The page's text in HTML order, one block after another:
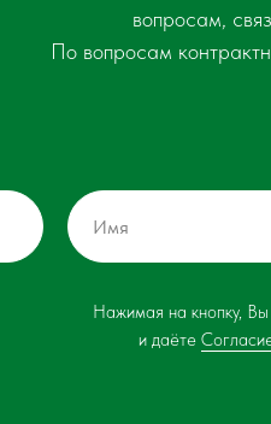
вопросам,
По вопросам
Нажимая на кнопку,
и даёте